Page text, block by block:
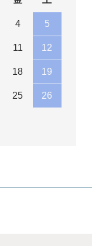
4 5
11 12
18 19
25 26